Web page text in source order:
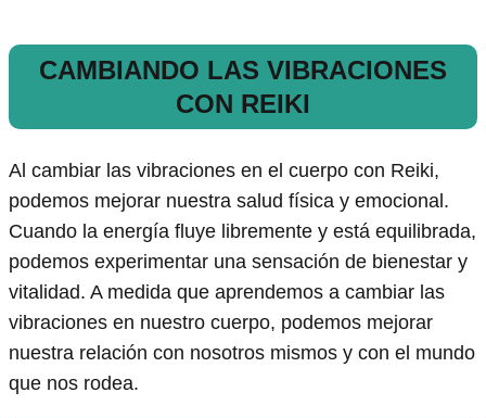
CAMBIANDO LAS VIBRACIONES
CON REIKI
Al cambiar las vibraciones en el cuerpo con Reiki,
podemos mejorar nuestra salud física y emocional.
Cuando la energía fluye libremente y está equilibrada,
podemos experimentar una sensación de bienestar y
vitalidad. A medida que aprendemos a cambiar las
vibraciones en nuestro cuerpo, podemos mejorar
nuestra relación con nosotros mismos y con el mundo
que nos rodea.